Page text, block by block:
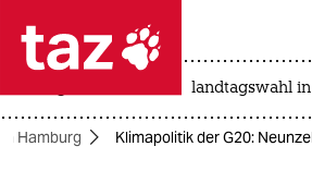
 taz zahl ich
taz zahl ich
landtagswahl
Hamburg Klimapolitik der G20: